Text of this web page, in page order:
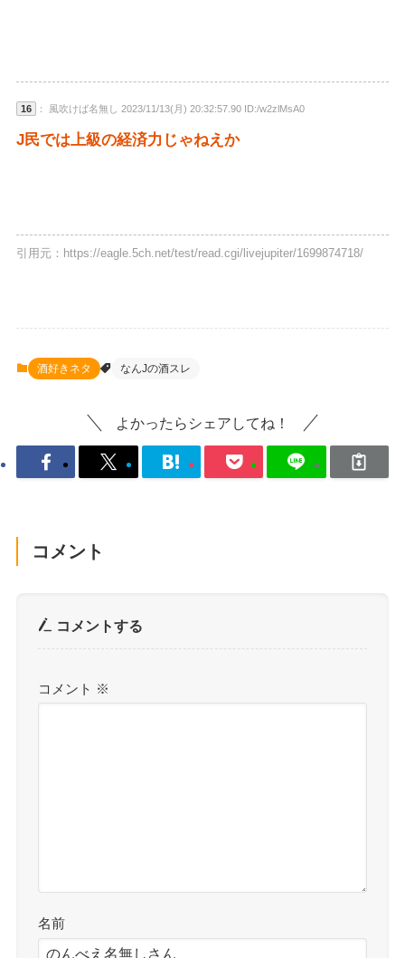
16 ： 風吹けば名無し 2023/11/13(月) 20:32:57.90 ID:/w2zlMsA0
J民では上級の経済力じゃねえか
引用元：https://eagle.5ch.net/test/read.cgi/livejupiter/1699874718/
酒好きネタ なんJの酒スレ
よかったらシェアしてね！
コメント
コメントする
コメント ※
名前